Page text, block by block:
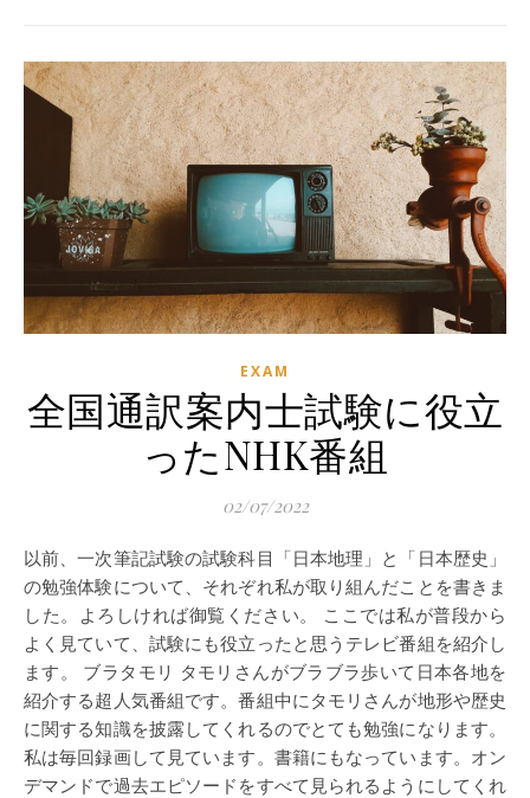
EXAM
全国通訳案内士試験に役立
ったNHK番組
02/07/2022
以前、一次筆記試験の試験科目「日本地理」と「日本歴史」
の勉強体験について、それぞれ私が取り組んだことを書きま
した。よろしければ御覧ください。 ここでは私が普段から
よく見ていて、試験にも役立ったと思うテレビ番組を紹介し
ます。 ブラタモリ タモリさんがブラブラ歩いて日本各地を
紹介する超人気番組です。番組中にタモリさんが地形や歴史
に関する知識を披露してくれるのでとても勉強になります。
私は毎回録画して見ています。書籍にもなっています。オン
デマンドで過去エピソードをすべて見られるようにしてくれ